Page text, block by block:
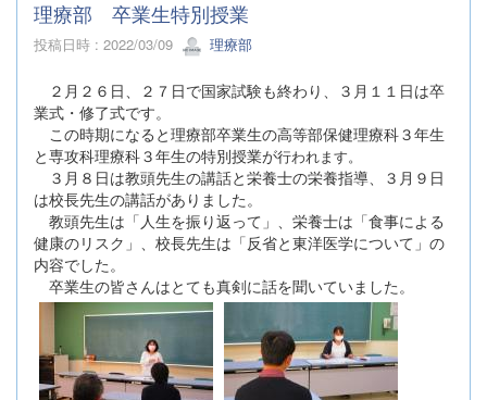
理療部 卒業生特別授業
投稿日時 : 2022/03/09 理療部
２月２６日、２７日で国家試験も終わり、３月１１日は卒
業式・修了式です。
この時期になると理療部卒業生の高等部保健理療科３年生
と専攻科理療科３年生の特別授業が行われます。
３月８日は教頭先生の講話と栄養士の栄養指導、３月９日
は校長先生の講話がありました。
教頭先生は「人生を振り返って」、栄養士は「食事による
健康のリスク」、校長先生は「反省と東洋医学について」の
内容でした。
卒業生の皆さんはとても真剣に話を聞いていました。